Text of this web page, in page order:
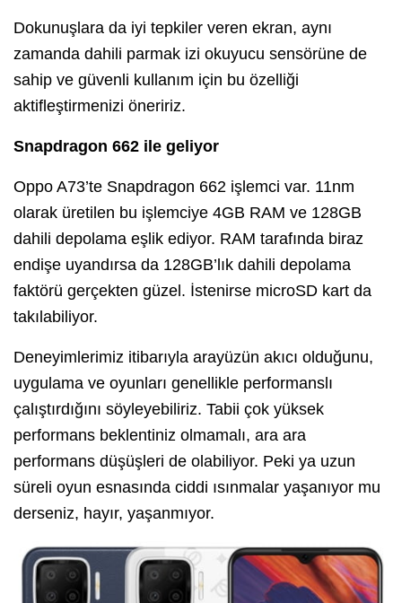
Dokunuşlara da iyi tepkiler veren ekran, aynı
zamanda dahili parmak izi okuyucu sensörüne de
sahip ve güvenli kullanım için bu özelliği
aktifleştirmenizi öneririz.
Snapdragon 662 ile geliyor
Oppo A73’te Snapdragon 662 işlemci var. 11nm
olarak üretilen bu işlemciye 4GB RAM ve 128GB
dahili depolama eşlik ediyor. RAM tarafında biraz
endişe uyandırsa da 128GB’lık dahili depolama
faktörü gerçekten güzel. İstenirse microSD kart da
takılabiliyor.
Deneyimlerimiz itibarıyla arayüzün akıcı olduğunu,
uygulama ve oyunları genellikle performanslı
çalıştırdığını söyleyebiliriz. Tabii çok yüksek
performans beklentiniz olmamalı, ara ara
performans düşüşleri de olabiliyor. Peki ya uzun
süreli oyun esnasında ciddi ısınmalar yaşanıyor mu
derseniz, hayır, yaşanmıyor.